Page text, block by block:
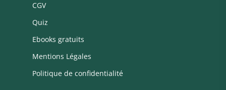
CGV
Quiz
Ebooks gratuits
Mentions Légales
Politique de confidentialité